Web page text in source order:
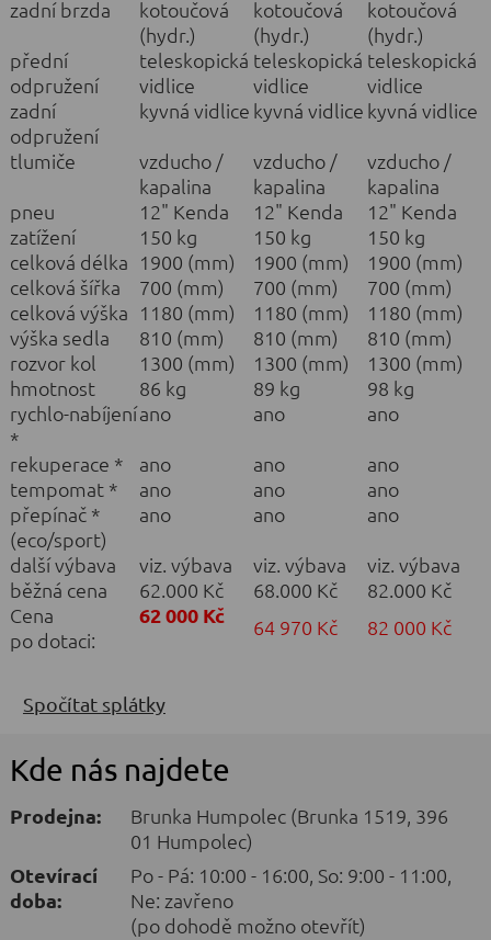
zadní brzda
kotoučová
(hydr.)
kotoučová
(hydr.)
kotoučová
(hydr.)
přední
odpružení
teleskopická
vidlice
teleskopická
vidlice
teleskopická
vidlice
zadní
odpružení
kyvná vidlice kyvná vidlice kyvná vidlice
tlumiče
vzducho /
kapalina
vzducho /
kapalina
vzducho /
kapalina
pneu
12" Kenda 12" Kenda
12" Kenda
zatížení
150 kg 150 kg
150 kg
celková délka 1900 (mm) 1900 (mm)
1900 (mm)
celková šířka
700 (mm) 700 (mm)
700 (mm)
celková výška 1180 (mm) 1180 (mm)
1180 (mm)
výška sedla
810 (mm) 810 (mm)
810 (mm)
rozvor kol
1300 (mm) 1300 (mm)
1300 (mm)
hmotnost
86 kg 89 kg
98 kg
rychlo-nabíjení
*
ano ano
ano
rekuperace *
ano ano
ano
tempomat *
ano ano
ano
přepínač *
(eco/sport)
ano ano
ano
další výbava
viz. výbava viz. výbava
viz. výbava
běžná cena
62.000 Kč 68.000 Kč
82.000 Kč
Cena
po dotaci:
62 000 Kč 64 970 Kč 82 000 Kč
Spočítat splátky
Kde nás najdete
Prodejna:
Brunka Humpolec (Brunka 1519, 396
01 Humpolec)
Otevírací
doba:
Po - Pá: 10:00 - 16:00, So: 9:00 - 11:00,
Ne: zavřeno
(po dohodě možno otevřít)